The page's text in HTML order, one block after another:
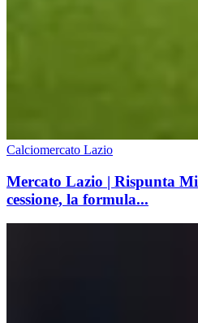
Calciomercato Lazio
Mercato Lazio | Rispunta
cessione, la formula...